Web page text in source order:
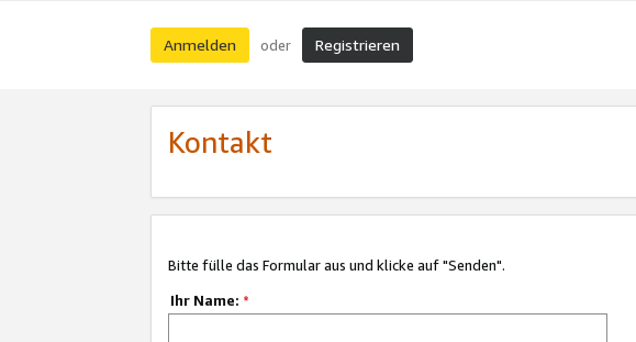
Anmelden oder Registrieren
Kontakt
Bitte fülle das Formular aus und klicke auf "Senden".
Ihr Name: *